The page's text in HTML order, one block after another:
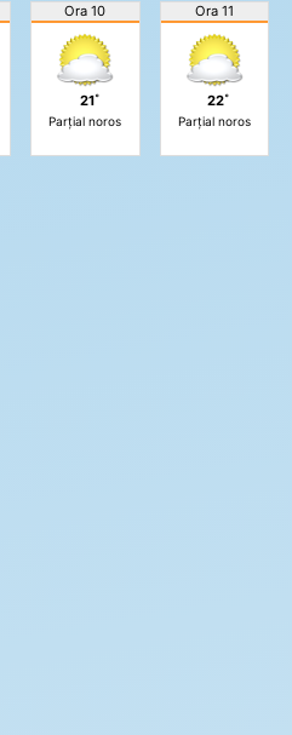
Ora 10
21˚
Parțial noros
Ora 11
22˚
Parțial noros